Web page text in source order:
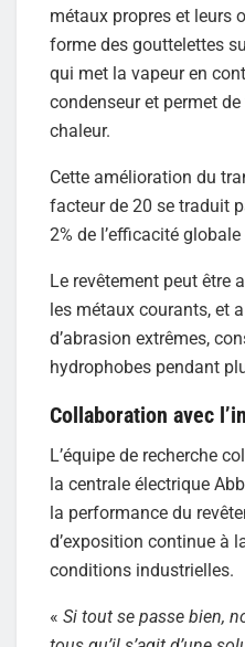
métaux propres et leurs
forme des gouttelettes
qui met la vapeur en
condenseur et permet
chaleur.
Cette amélioration du
facteur de 20 se traduit
2% de l’efficacité
Le revêtement peut être
les métaux courants, et
d’abrasion extrêmes,
hydrophobes pendant
Collaboration avec
L’équipe de recherche
la centrale électrique
la performance du
d’exposition continue à
conditions industrielles.
« Si tout se passe bien,